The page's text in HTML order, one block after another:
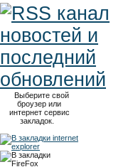
Выберите свой
броузер или
интернет сервис
закладок.